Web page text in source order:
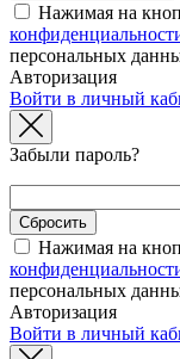
Нажимая на
персональных
Авторизация
Войти в личный
Забыли пароль?
Нажимая на
персональных
Авторизация
Войти в личный